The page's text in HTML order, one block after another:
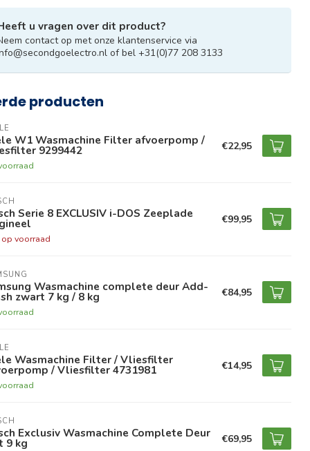
u vragen over dit product?
contact op met onze klantenservice via
of bel +31(0)77 208 3133
producten
W1 Wasmachine Filter afvoerpomp /
9299442 €22,95
Serie 8 EXCLUSIV i-DOS Zeeplade
voorraad
€99,95
Wasmachine complete deur Add-
zwart 7 kg / 8 kg €84,95
Wasmachine Filter / Vliesfilter
/ Vliesfilter 4731981 €14,95
Exclusiv Wasmachine Complete Deur
9 kg €69,95